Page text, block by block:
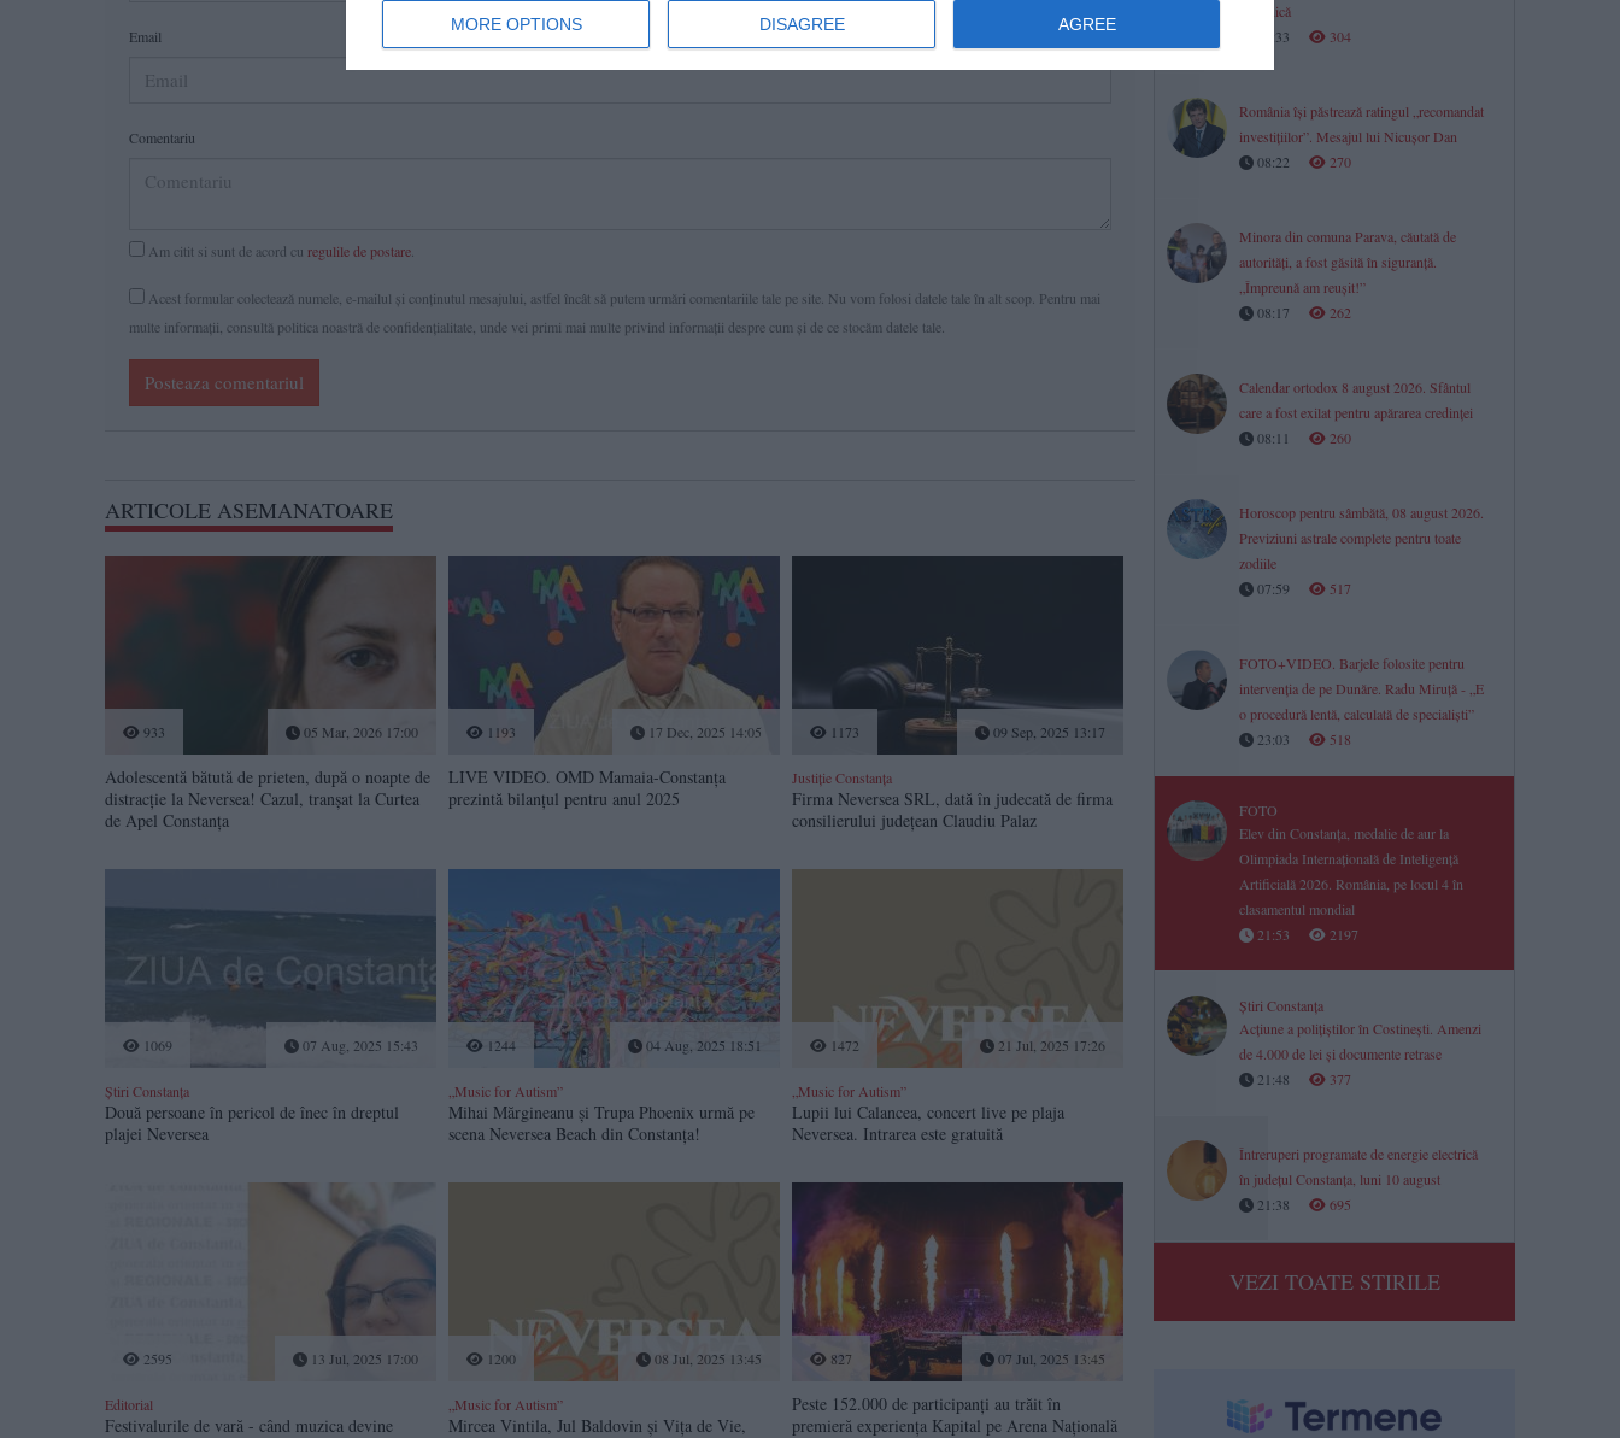
MORE OPTIONS DISAGREE AGREE
Email
Comentariu
Am citit si sunt de acord cu regulile de postare
Acest formular colectează numele, e-mailul şi conținutul mesajului, astfel încât să putem urmări comentariile tale pe site. Nu vom folosi datele tale în alt scop. Pentru mai
multe informaţii, consultă politica noastră de confidenţialitate, unde vei primi mai multe privind informaţii despre cum și de ce stocăm datele tale.
Posteaza comentariul
ARTICOLE ASEMANATOARE
933 05 Mar, 2026 17:00
Adolescentă bătută de prieten, după o noapte de
distracție la Neversea! Cazul, tranșat la Curtea
de Apel Constanța
1193 17 Dec, 2025 14:05
LIVE VIDEO. OMD Mamaia-Constanța
prezintă bilanțul pentru anul 2025
1173 09 Sep, 2025 13:17
Justiție Constanța
Firma Neversea SRL, dată în judecată de firma
consilierului județean Claudiu Palaz
1069 07 Aug, 2025 15:43
Știri Constanța
Două persoane în pericol de înec în dreptul
plajei Neversea
1244 04 Aug, 2025 18:51
„Music for Autism”
Mihai Mărgineanu și Trupa Phoenix urmă pe
scena Neversea Beach din Constanța!
1472 21 Jul, 2025 17:26
„Music for Autism”
Lupii lui Calancea, concert live pe plaja
Neversea. Intrarea este gratuită
2595 13 Jul, 2025 17:00
Editorial
Festivalurile de vară - când muzica devine
1200 08 Jul, 2025 13:45
„Music for Autism”
Mircea Vintila, Jul Baldovin și Vița de Vie,
827 07 Jul, 2025 13:45
Peste 152.000 de participanți au trăit în
premieră experiența Kapital pe Arena Națională
duminică
08:33
304
România își păstrează ratingul „recomandat
investițiilor”. Mesajul lui Nicușor Dan
08:22
270
Minora din comuna Parava, căutată de
autorități, a fost găsită în siguranță.
„Împreună am reușit!”
08:17
262
Calendar ortodox 8 august 2026. Sfântul
care a fost exilat pentru apărarea credinței
08:11
260
Horoscop pentru sâmbătă, 08 august 2026.
Previziuni astrale complete pentru toate
zodiile
07:59
517
FOTO+VIDEO. Barjele folosite pentru
intervenția de pe Dunăre. Radu Miruță - „E
o procedură lentă, calculată de specialiști”
23:03
518
FOTO
Elev din Constanța, medalie de aur la
Olimpiada Internațională de Inteligență
Artificială 2026. România, pe locul 4 în
clasamentul mondial
21:53
2197
Știri Constanța
Acțiune a polițiștilor în Costinești. Amenzi
de 4.000 de lei și documente retrase
21:48
377
Întreruperi programate de energie electrică
în județul Constanța, luni 10 august
21:38
695
VEZI TOATE STIRILE